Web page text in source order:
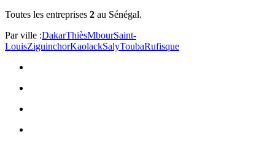
Toutes les entreprises 2 au Sénégal.
Par ville :DakarThièsMbourSaint-
LouisZiguinchorKaolackSalyToubaRufisque